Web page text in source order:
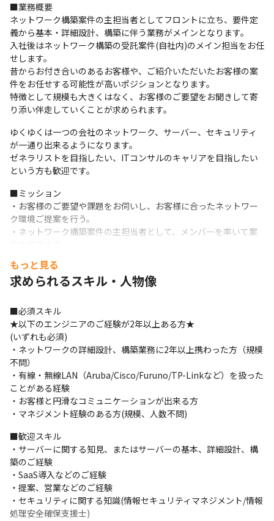
■業務概要
ネットワーク構築案件の主担当者としてフロントに立ち、要件定
義から基本・詳細設計、構築に伴う業務がメインとなります。
入社後はネットワーク構築の受託案件(自社内)のメイン担当をお任
せします。
昔からお付き合いのあるお客様や、ご紹介いただいたお客様の案
件をお任せする可能性が高いポジションとなります。
特徴として規模も大きくはなく、お客様のご要望をお聞きして寄
り添い伴走していくことが求められます。
ゆくゆくは一つの会社のネットワーク、サーバー、セキュリティ
が一通り出来るようになります。
ゼネラリストを目指したい、ITコンサルのキャリアを目指したい
という方も歓迎です。
■ミッション
・お客様のご要望や課題をお伺いし、お客様に合ったネットワー
ク環境ご提案を行う。
・ネットワーク構築案件の主担当者として、メンバーを率いて案
■想定される扱う機器
【NW製品】
Aruba AP、WLC、Cloudコントローラ、L3/L2SW
Meraki AP,L3/L2SW,
TP-Link AP,L3/L2SW
Fortinet UTM
Sonicwall UTM
YAMAHA FW、RT、AP、SW
【SV製品】
Netattest 認証サーバ、DNSサーバ、DHCPサーバ
無線LAN構築
【担当】
要件定義～詳細構築
【NW製品】
・回線×2
・WANスイッチ×2台
もっと見る
求められるスキル・人物像
■必須スキル
★以下のエンジニアのご経験が2年以上ある方★
(いずれも必須)
・ネットワークの詳細設計、構築業務に2年以上携わった方（規模
不問）
・有線・無線LAN（Aruba/Cisco/Furuno/TP-Linkなど）を扱った
ことがある経験
・お客様と円滑なコミュニケーションが出来る方
・マネジメント経験のある方(規模、人数不問)
■歓迎スキル
・サーバーに関する知見、またはサーバーの基本、詳細設計、構
築のご経験
・SaaS導入などのご経験
・提案、営業などのご経験
・セキュリティに関する知識(情報セキュリティマネジメント/情報
処理安全確保支援士)